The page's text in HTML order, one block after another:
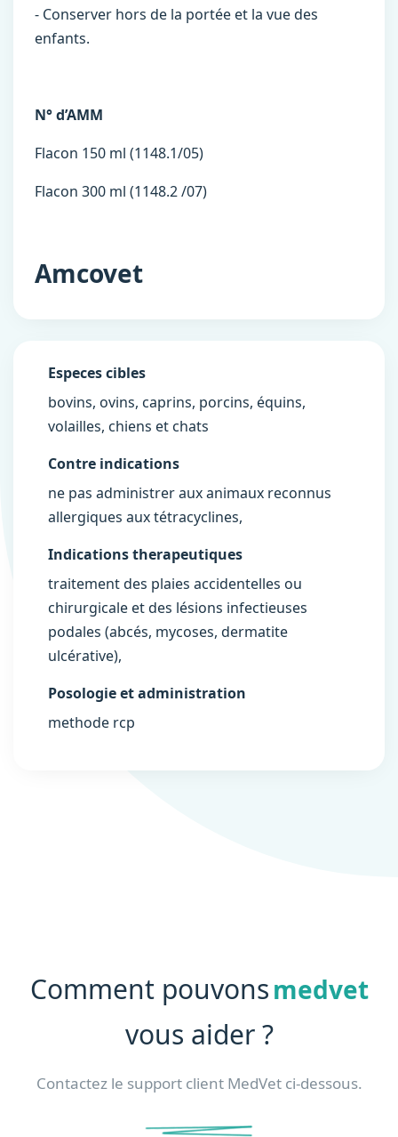
- Conserver hors de la portée et la vue des
enfants.
N° d’AMM
Flacon 150 ml (1148.1/05)
Flacon 300 ml (1148.2 /07)
Amcovet
Especes cibles
bovins, ovins, caprins, porcins, équins,
volailles, chiens et chats
Contre indications
ne pas administrer aux animaux reconnus
allergiques aux tétracyclines,
Indications therapeutiques
traitement des plaies accidentelles ou
chirurgicale et des lésions infectieuses
podales (abcés, mycoses, dermatite
ulcérative),
Posologie et administration
methode rcp
Comment pouvonsmedvet
vous aider ?
Contactez le support client MedVet ci-dessous.